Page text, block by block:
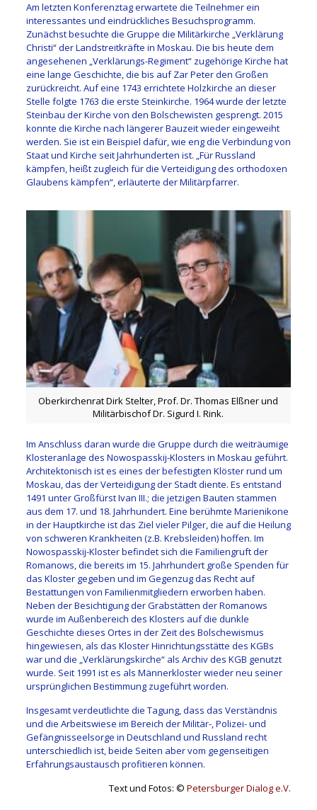
Am letzten Konferenztag erwartete die Teilnehmer ein
interessantes und eindrückliches Besuchsprogramm.
Zunächst besuchte die Gruppe die Militärkirche „Verklärung
Christi“ der Landstreitkräfte in Moskau. Die bis heute dem
angesehenen „Verklärungs-Regiment“ zugehörige Kirche hat
eine lange Geschichte, die bis auf Zar Peter den Großen
zurückreicht. Auf eine 1743 errichtete Holzkirche an dieser
Stelle folgte 1763 die erste Steinkirche. 1964 wurde der letzte
Steinbau der Kirche von den Bolschewisten gesprengt. 2015
konnte die Kirche nach längerer Bauzeit wieder eingeweiht
werden. Sie ist ein Beispiel dafür, wie eng die Verbindung von
Staat und Kirche seit Jahrhunderten ist. „Für Russland
kämpfen, heißt zugleich für die Verteidigung des orthodoxen
Glaubens kämpfen“, erläuterte der Militärpfarrer.
Oberkirchenrat Dirk Stelter, Prof. Dr. Thomas Elßner und
Militärbischof Dr. Sigurd I. Rink.
Im Anschluss daran wurde die Gruppe durch die weiträumige
Klosteranlage des Nowospasskij-Klosters in Moskau geführt.
Architektonisch ist es eines der befestigten Klöster rund um
Moskau, das der Verteidigung der Stadt diente. Es entstand
1491 unter Großfürst Ivan III.; die jetzigen Bauten stammen
aus dem 17. und 18. Jahrhundert. Eine berühmte Marienikone
in der Hauptkirche ist das Ziel vieler Pilger, die auf die Heilung
von schweren Krankheiten (z.B. Krebsleiden) hoffen. Im
Nowospasskij-Kloster befindet sich die Familiengruft der
Romanows, die bereits im 15. Jahrhundert große Spenden für
das Kloster gegeben und im Gegenzug das Recht auf
Bestattungen von Familienmitgliedern erworben haben.
Neben der Besichtigung der Grabstätten der Romanows
wurde im Außenbereich des Klosters auf die dunkle
Geschichte dieses Ortes in der Zeit des Bolschewismus
hingewiesen, als das Kloster Hinrichtungsstätte des KGBs
war und die „Verklärungskirche“ als Archiv des KGB genutzt
wurde. Seit 1991 ist es als Männerkloster wieder neu seiner
ursprünglichen Bestimmung zugeführt worden.
Insgesamt verdeutlichte die Tagung, dass das Verständnis
und die Arbeitswiese im Bereich der Militär-, Polizei- und
Gefängnisseelsorge in Deutschland und Russland recht
unterschiedlich ist, beide Seiten aber vom gegenseitigen
Erfahrungsaustausch profitieren können.
Text und Fotos: ©Petersburger Dialog e.V.